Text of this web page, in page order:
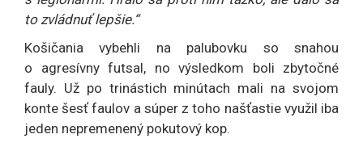
to zvládnuť lepšie.“
Košičania vybehli na palubovku so snahou
o agresívny futsal, no výsledkom boli zbytočné
fauly. Už po trinástich minútach mali na svojom
konte šesť faulov a súper z toho našťastie využil iba
jeden nepremenený pokutový kop.